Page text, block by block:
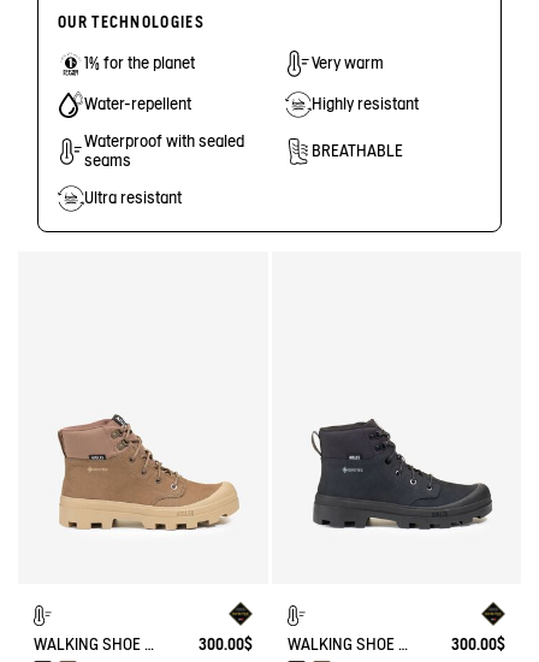
OUR TECHNOLOGIES
1% for the planet Very warm
Water-repellent Highly resistant
Waterproof with sealed
seams
BREATHABLE
Ultra resistant
WALKING SHOE GORE-TEX TENERE IN LEATHER
300.00$
WALKING SHOE GORE-TEX TENERE IN LEATHER
300.00$